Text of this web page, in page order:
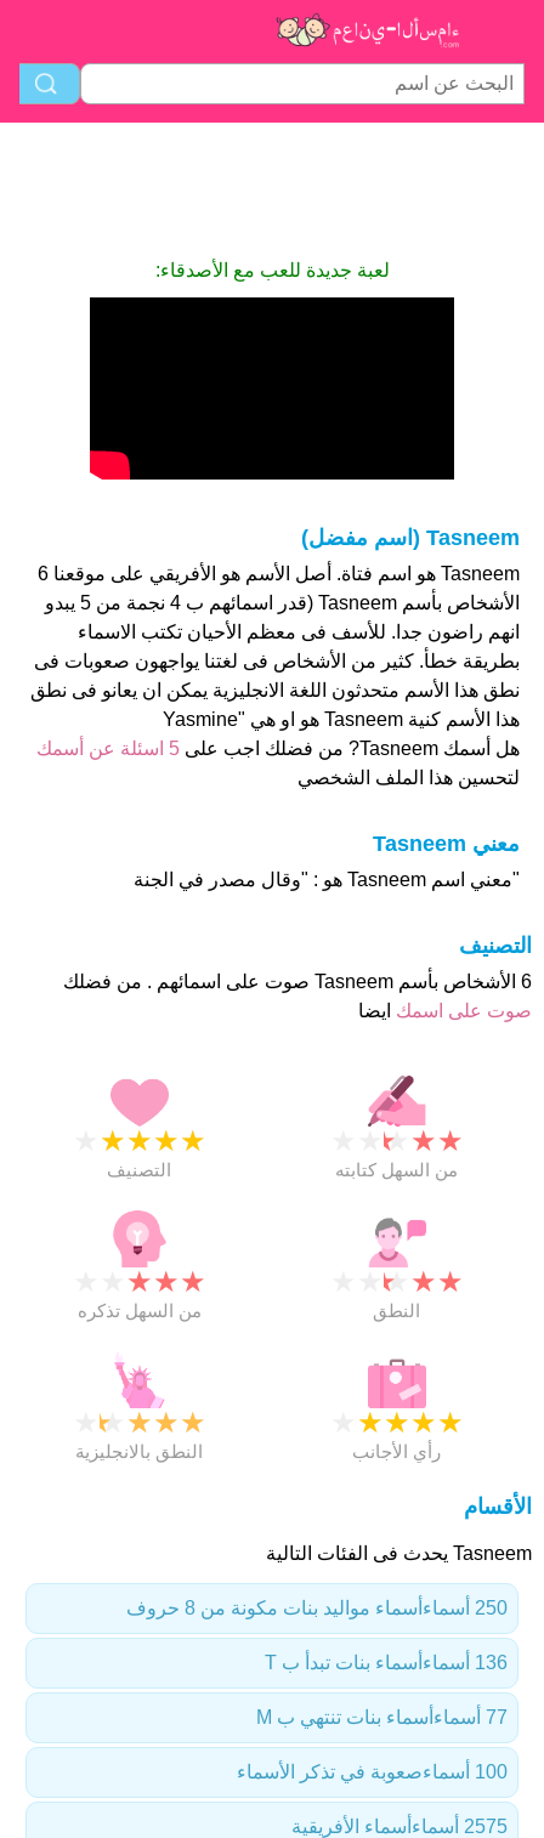
لعبة جديدة للعب مع الأصدقاء:
Tasneem (اسم مفضل)
Tasneem هو اسم فتاة. أصل الأسم هو الأفريقي على موقعنا 6
الأشخاص بأسم Tasneem (قدر اسمائهم ب 4 نجمة من 5 يبدو
انهم راضون جدا. للأسف فى معظم الأحيان تكتب الاسماء
بطريقة خطأ. كثير من الأشخاص فى لغتنا يواجهون صعوبات فى
نطق هذا الأسم متحدثون اللغة الانجليزية يمكن ان يعانو فى نطق
هذا الأسم كنية Tasneem هو او هي "Yasmine
هل أسمك Tasneem? من فضلك اجب على
5 اسئلة عن أسمك
لتحسين هذا الملف الشخصي
معني Tasneem
"معني اسم Tasneem هو : "وقال مصدر في الجنة
التصنيف
6 الأشخاص بأسم Tasneem صوت على اسمائهم . من فضلك
صوت على اسمك ايضا
★
★
★
★
التصنيف
★
★
★
من السهل كتابته
★
★
★
من السهل تذكره
★
★
★
النطق
★
★
★
★
النطق بالانجليزية
★
★
★
★
رأي الأجانب
الأقسام
Tasneem يحدث فى الفئات التالية
أسماء مواليد بنات مكونة من 8 حروف 250 أسماء
أسماء بنات تبدأ ب T 136 أسماء
أسماء بنات تنتهي ب M 77 أسماء
صعوبة في تذكر الأسماء 100 أسماء
أسماء الأفريقية 2575 أسماء